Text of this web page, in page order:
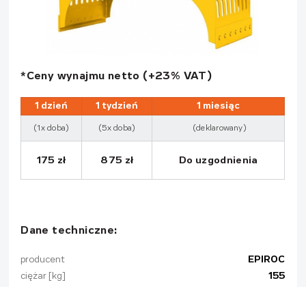
*Ceny wynajmu netto (+23% VAT)
1 dzień 1 tydzień 1 miesiąc
(1x doba) (5x doba) (deklarowany)
175 zł 875 zł Do uzgodnienia
Dane techniczne:
producent
EPIROC
ciężar [kg]
155